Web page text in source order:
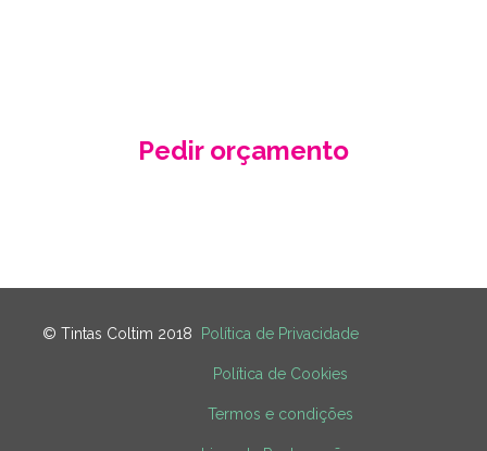
Pedir orçamento
© Tintas Coltim 2018 Política de Privacidade
Política de Cookies
Termos e condições